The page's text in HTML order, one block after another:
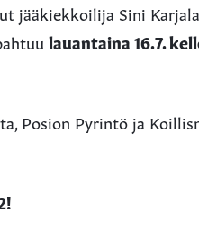
jääkiekkoilija Sini
lauantaina 16.7.
Posion Pyrintö ja